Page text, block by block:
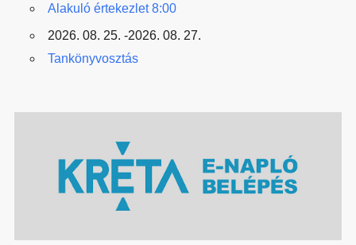
Alakuló értekezlet 8:00
2026. 08. 25. -2026. 08. 27.
Tankönyvosztás